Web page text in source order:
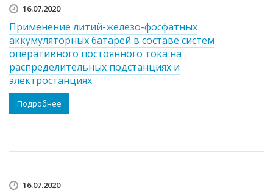
16.07.2020
Применение литий-железо-фосфатных
аккумуляторных батарей в составе систем
оперативного постоянного тока на
распределительных подстанциях и
электростанциях
Подробнее
16.07.2020